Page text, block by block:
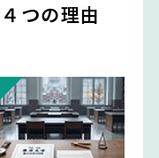
つの理由